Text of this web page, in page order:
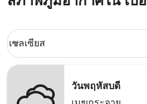
Weather unit option เซลเซียส
เซลเซียส
keyboard_arrow_down
วันพฤหัสบดี